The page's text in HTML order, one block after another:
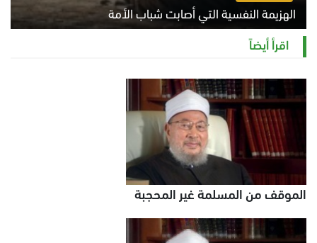
الهزيمة النفسية التي أصابت شباب الأمة
الخميس 6 أغسطس 2026 11:12 ص
اقرأ أيضاً
الموقف من المسلمة غير المحجبة